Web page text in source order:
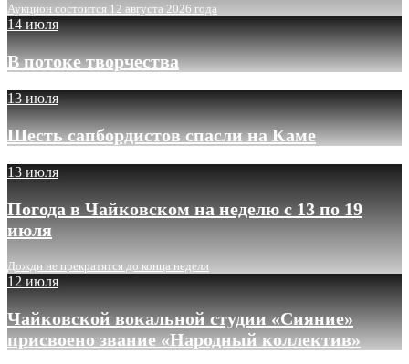
Аукцион состоится 12 августа 2026 года
14 июля
В потоке творчества
13 июля
Шесть сапбордистов спасли на Каме
13 июля
Погода в Чайковском на неделю с 13 по 19
июля
Дожди не прекратятся до конца недели
12 июля
Чайковской вокальной студии «Сияние»
присвоено звание «Народный коллектив»